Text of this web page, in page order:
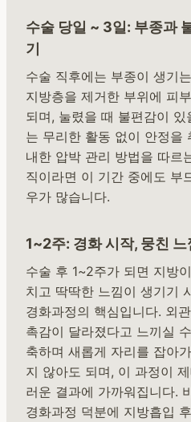
수술 당일 ~ 3일: 부종과
기
수술 직후에는 부종이 생기
지방층을 제거한 부위에 피
되며, 눌렸을 때 불편감이
는 무리한 활동 없이 안정을
내한 압박 관리 방법을 따르
직이라면 이 기간 중에도 부
우가 많습니다.
1~2주: 경화 시작, 뭉친 느
수술 후 1~2주가 되면 지방
치고 딱딱한 느낌이 생기기
경화과정의 핵심입니다. 외
촉감이 달라졌다고 느끼실
축하며 새롭게 자리를 잡아
지 않아도 되며, 이 과정이
러운 결과에 가까워집니다.
경화과정 덕분에 지방흡입